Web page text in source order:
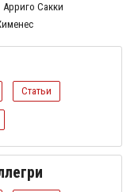
Арриго Сакки
Статьи